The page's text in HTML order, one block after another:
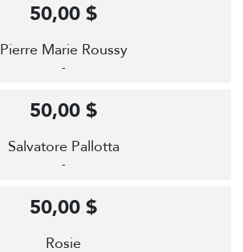
Pierre Marie Roussy
-
50,00 $
Salvatore Pallotta
-
50,00 $
Rosie
50,00 $